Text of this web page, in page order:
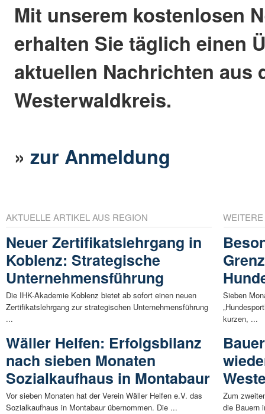
Mit unserem kostenlosen
erhalten Sie täglich einen
aktuellen Nachrichten aus
Westerwaldkreis.
»zur Anmeldung
AKTUELLE ARTIKEL AUS REGION
Neuer Zertifikatslehrgang in
Koblenz: Strategische
Unternehmensführung
Die IHK-Akademie Koblenz bietet ab sofort einen neuen
Zertifikatslehrgang zur strategischen Unternehmensführung
...
Wäller Helfen: Erfolgsbilanz
nach sieben Monaten
Sozialkaufhaus in Montabaur
Vor sieben Monaten hat der Verein Wäller Helfen e.V. das
Sozialkaufhaus in Montabaur übernommen. Die ...
Sieben
kurzen, ...
Zum
die Bauern